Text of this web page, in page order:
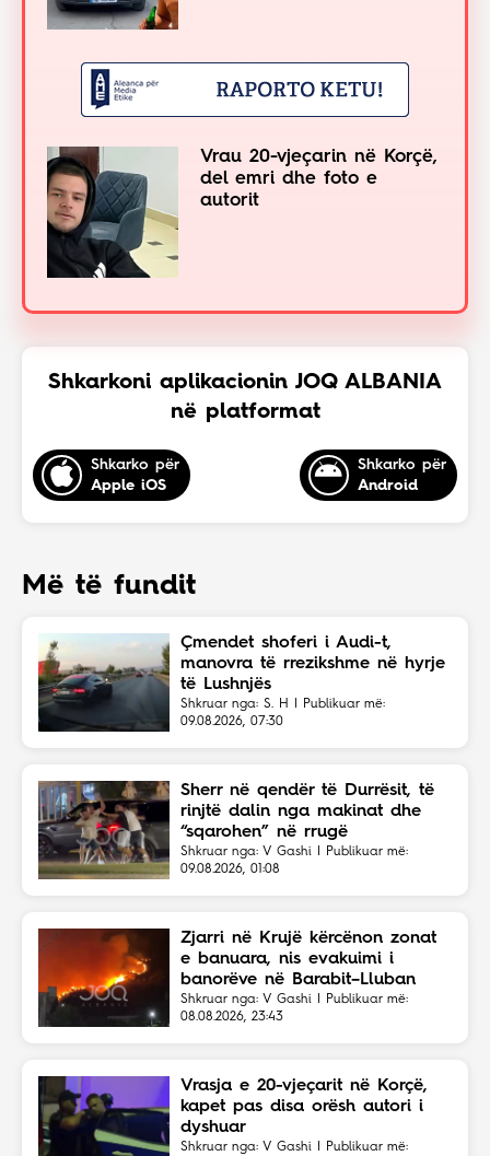
Vrau 20-vjeçarin në Korçë,
del emri dhe foto e
autorit
Shkarkoni aplikacionin JOQ ALBANIA
në platformat
Shkarko për
Apple iOS
Shkarko për
Android
Më të fundit
Çmendet shoferi i Audi-t,
manovra të rrezikshme në hyrje
të Lushnjës
Shkruar nga: S. H | Publikuar më:
09.08.2026, 07:30
Sherr në qendër të Durrësit, të
rinjtë dalin nga makinat dhe
“sqarohen” në rrugë
Shkruar nga: V Gashi | Publikuar më:
09.08.2026, 01:08
Zjarri në Krujë kërcënon zonat
e banuara, nis evakuimi i
banorëve në Barabit–Lluban
Shkruar nga: V Gashi | Publikuar më:
08.08.2026, 23:43
Vrasja e 20-vjeçarit në Korçë,
kapet pas disa orësh autori i
dyshuar
Shkruar nga: V Gashi | Publikuar më: